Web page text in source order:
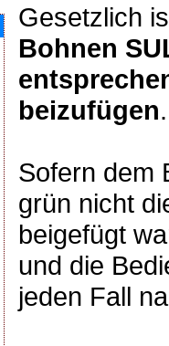
Gesetzlich
Bohnen
beizufügen.
Sofern dem
grün nicht
beigefügt
und die
jeden Fall